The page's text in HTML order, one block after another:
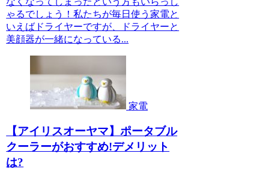
ゃるでしょう！私たちが毎日使う家電と
いえばドライヤーですが、ドライヤーと
美顔器が一緒になっている...
家電
【アイリスオーヤマ】ポータブル
クーラーがおすすめ!デメリット
は?